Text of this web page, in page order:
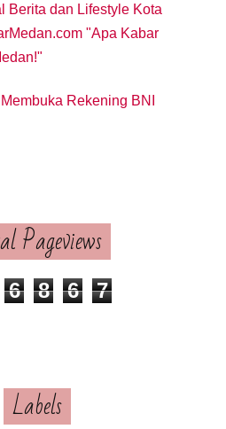
Berita dan Lifestyle Kota
"Apa Kabar
Rekening BNI
Pageviews
6 8 6 7
Labels